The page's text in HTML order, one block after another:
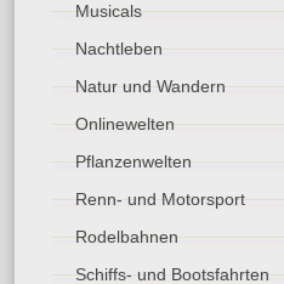
Musicals
Nachtleben
Natur und Wandern
Onlinewelten
Pflanzenwelten
Renn- und Motorsport
Rodelbahnen
Schiffs- und Bootsfahrten